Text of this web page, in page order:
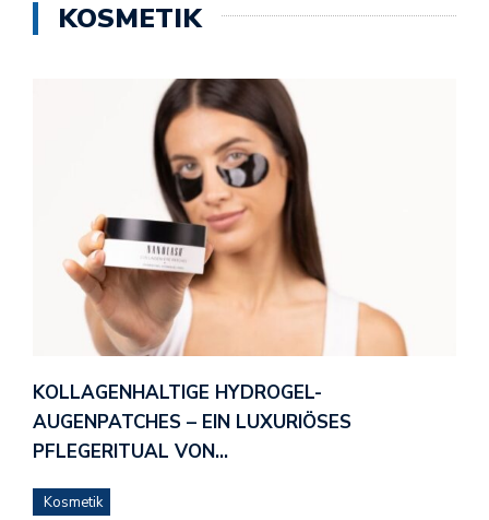
KOSMETIK
KOLLAGENHALTIGE HYDROGEL-
AUGENPATCHES – EIN LUXURIÖSES
PFLEGERITUAL VON…
Kosmetik